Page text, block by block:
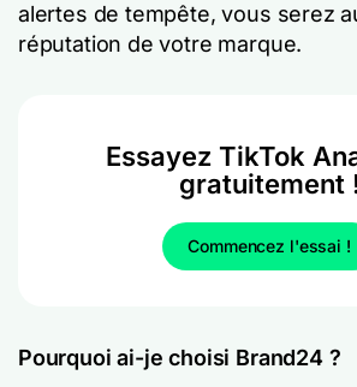
alertes de tempête, vous serez
réputation de votre marque.
Essayez TikTok
gratuitement
Commencez l'essai !
Pourquoi ai-je choisi Brand24 ?